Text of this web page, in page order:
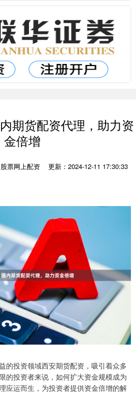
期货配资代理，助力资
金倍增
票网上配资
更新：2024-12-11 17:30:33
的投资领域西安期货配资，吸引着众多
的投资者来说，如何扩大资金规模成为
应运而生，为投资者提供资金倍增的解